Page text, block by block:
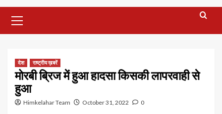
Menu
देश राष्ट्रीय ख़बरें
मोरबी ब्रिज में हुआ हादसा किसकी लापरवाही से
हुआ
Himkelahar Team October 31, 2022 0